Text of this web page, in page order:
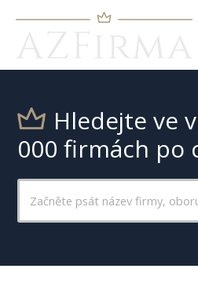
Hledejte ve
000 firmách po